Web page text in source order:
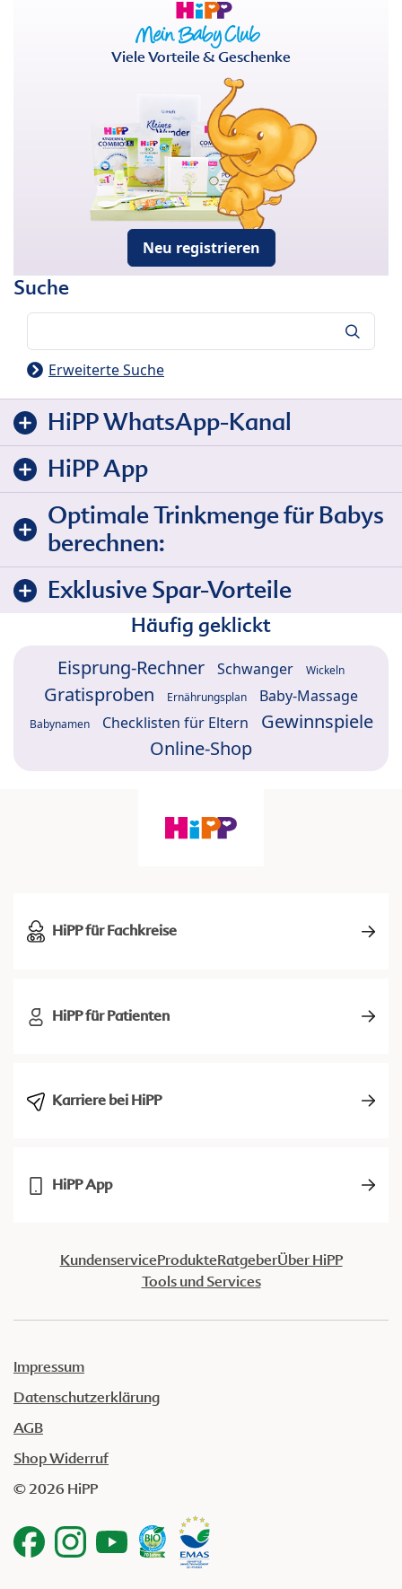
Viele Vorteile & Geschenke
Neu registrieren
Suche
Erweiterte Suche
HiPP WhatsApp-Kanal
HiPP App
Optimale Trinkmenge für Babys
berechnen:
Exklusive Spar-Vorteile
Häufig geklickt
Eisprung-Rechner Schwanger Wickeln
Gratisproben Ernährungsplan Baby-Massage
Babynamen Checklisten für Eltern
Gewinnspiele
Online-Shop
HiPP für Fachkreise
HiPP für Patienten
Karriere bei HiPP
HiPP App
KundenserviceProdukteRatgeberÜber HiPP
Tools und Services
Impressum
Datenschutzerklärung
AGB
Shop Widerruf
© 2026 HiPP